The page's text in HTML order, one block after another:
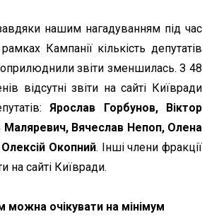
нашим нагадуванням під час
Кампанії кількість депутатів
звіти зменшилась. З 48
відсутні звіти на сайті Київради
Ярослав Горбунов, Віктор
Маляревич, Вячеслав Непоп, Олена
Окопний. Інші члени фракції
на сайті Київради.
можна очікувати на мінімум